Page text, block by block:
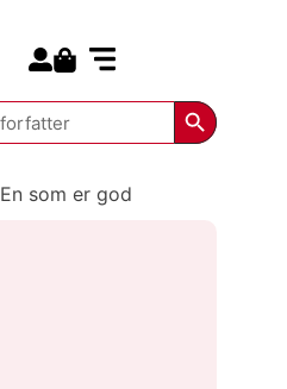
Search
En som er god